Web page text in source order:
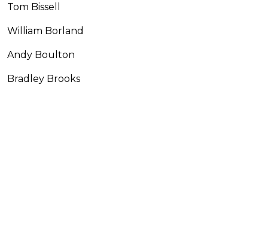
Tom Bissell
William Borland
Andy Boulton
Bradley Brooks